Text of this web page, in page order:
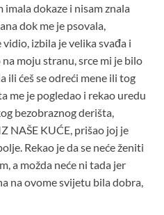
dokaze i nisam znala
dok me je psovala,
izbila je velika svađa i
moju stranu, srce mi je bilo
ili ćeš se odreći mene ili tog
me je pogledao i rekao uredu
bezobraznog derišta,
NAŠE KUĆE, prišao joj je
Rekao je da se neće ženiti
a možda neće ni tada jer
na ovome svijetu bila dobra,